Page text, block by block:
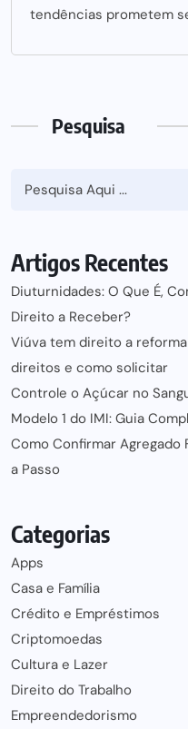
tendências prometem
Pesquisa
Artigos Recentes
Diuturnidades: O Que É,
Direito a Receber?
Viúva tem direito a
direitos e como solicitar
Controle o Açúcar no
Modelo 1 do IMI: Guia
Como Confirmar Agregado
a Passo
Categorias
Apps
Casa e Família
Crédito e Empréstimos
Criptomoedas
Cultura e Lazer
Direito do Trabalho
Empreendedorismo